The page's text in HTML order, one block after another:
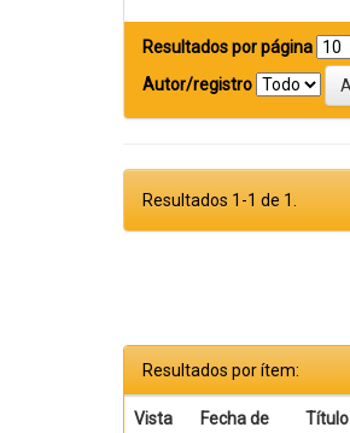
Resultados por página
Autor/registro
Resultados 1-1 de 1.
Resultados por ítem:
Vista Fecha de Título